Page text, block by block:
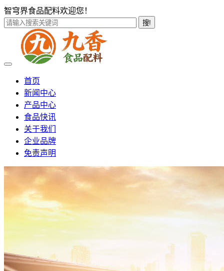
智穹界食品配料欢迎您！
搜!
首页
新闻中心
产品中心
食品快讯
关于我们
企业品牌
免责声明